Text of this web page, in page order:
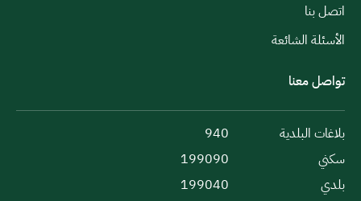
اتصل بنا
الأسئلة الشائعة
تواصل معنا
بلاغات البلدية
940
سكني
199090
بلدي
199040